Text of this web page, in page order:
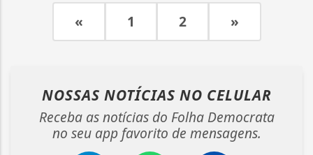
« 1 2 »
NOSSAS NOTÍCIAS NO CELULAR
Receba as notícias do Folha Democrata
no seu app favorito de mensagens.